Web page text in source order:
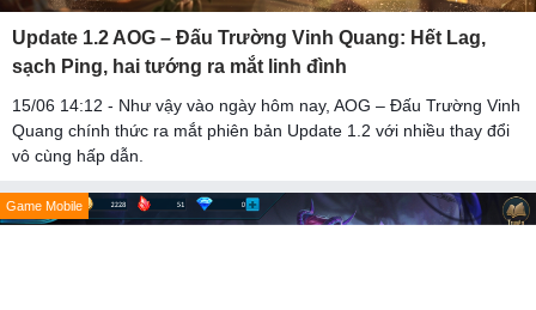
Update 1.2 AOG – Đấu Trường Vinh Quang: Hết Lag,
sạch Ping, hai tướng ra mắt linh đình
15/06 14:12 - Như vậy vào ngày hôm nay, AOG – Đấu Trường Vinh
Quang chính thức ra mắt phiên bản Update 1.2 với nhiều thay đổi
vô cùng hấp dẫn.
Game Mobile